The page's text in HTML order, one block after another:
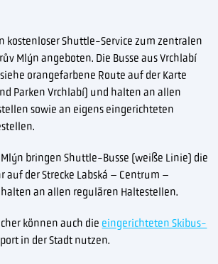
kostenloser Shuttle-Service zum zentralen
Mlýn angeboten. Die Busse aus Vrchlabí
orangefarbene Route auf der Karte
Parken Vrchlabí) und halten an allen
sowie an eigens eingerichteten
bringen Shuttle-Busse (weiße Linie) die
auf der Strecke Labská – Centrum –
halten an allen regulären Haltestellen.
können auch die eingerichteten Skibus-
in der Stadt nutzen.